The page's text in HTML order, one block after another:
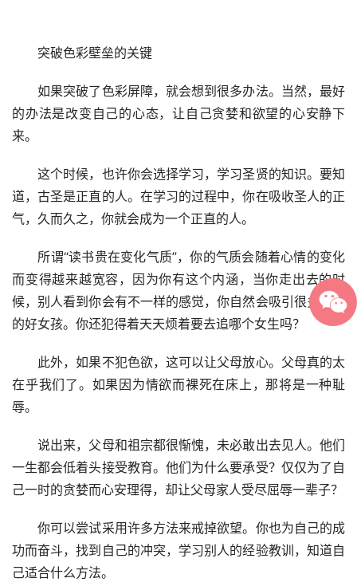
突破色彩壁垒的关键
如果突破了色彩屏障，就会想到很多办法。当然，最好
的办法是改变自己的心态，让自己贪婪和欲望的心安静下
来。
这个时候，也许你会选择学习，学习圣贤的知识。要知
道，古圣是正直的人。在学习的过程中，你在吸收圣人的正
气，久而久之，你就会成为一个正直的人。
所谓“读书贵在变化气质”，你的气质会随着心情的变化
而变得越来越宽容，因为你有这个内涵，当你走出去的时
候，别人看到你会有不一样的感觉，你自然会吸引很多身边
的好女孩。你还犯得着天天烦着要去追哪个女生吗？
此外，如果不犯色欲，这可以让父母放心。父母真的太
在乎我们了。如果因为情欲而裸死在床上，那将是一种耻
辱。
说出来，父母和祖宗都很惭愧，未必敢出去见人。他们
一生都会低着头接受教育。他们为什么要承受？仅仅为了自
己一时的贪婪而心安理得，却让父母家人受尽屈辱一辈子？
你可以尝试采用许多方法来戒掉欲望。你也为自己的成
功而奋斗，找到自己的冲突，学习别人的经验教训，知道自
己适合什么方法。